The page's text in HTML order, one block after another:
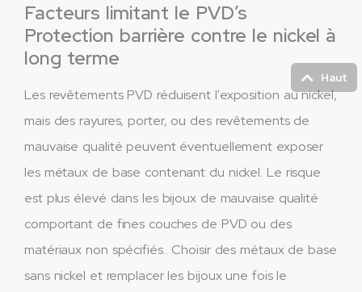
Facteurs limitant le PVD’s
Protection barrière contre le nickel à
long terme
Les revêtements PVD réduisent l'exposition au nickel,
mais des rayures, porter, ou des revêtements de
mauvaise qualité peuvent éventuellement exposer
les métaux de base contenant du nickel. Le risque
est plus élevé dans les bijoux de mauvaise qualité
comportant de fines couches de PVD ou des
matériaux non spécifiés.. Choisir des métaux de base
sans nickel et remplacer les bijoux une fois le
Haut